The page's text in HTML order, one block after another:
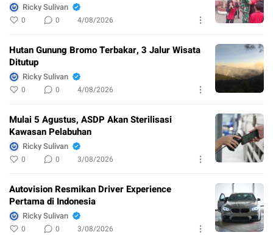
Ricky Sulivan
0 0 4/08/2026
Hutan Gunung Bromo Terbakar, 3 Jalur Wisata
Ditutup
Ricky Sulivan
0 0 4/08/2026
Mulai 5 Agustus, ASDP Akan Sterilisasi
Kawasan Pelabuhan
Ricky Sulivan
0 0 3/08/2026
Autovision Resmikan Driver Experience
Pertama di Indonesia
Ricky Sulivan
0 0 3/08/2026